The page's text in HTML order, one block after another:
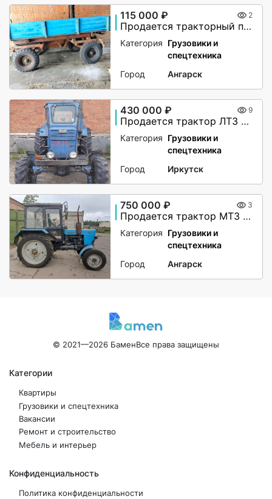
115 000 ₽ 2
Продается тракторный прицеп 2ПТС-4
Категория Грузовики и
спецтехника
Город
Ангарск
430 000 ₽ 9
Продается трактор ЛТЗ Т-40АМ
Категория Грузовики и
спецтехника
Город
Иркутск
750 000 ₽ 3
Продается трактор МТЗ (Беларус) 82.1
Категория Грузовики и
спецтехника
Город
Ангарск
© 2021—2026 БаменВсе права защищены
Категории
Квартиры
Грузовики и спецтехника
Вакансии
Ремонт и строительство
Мебель и интерьер
Конфиденциальность
Политика конфиденциальности